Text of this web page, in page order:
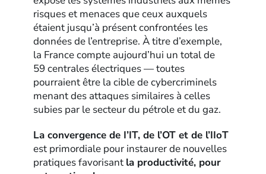
risques et menaces que ceux auxquels
étaient jusqu’à présent confrontées les
données de l’entreprise. À titre d’exemple,
la France compte aujourd’hui un total de
59 centrales électriques — toutes
pourraient être la cible de cybercriminels
menant des attaques similaires à celles
subies par le secteur du pétrole et du gaz.
La convergence de I’IT, de l’OT et de l’IIoT
est primordiale pour instaurer de nouvelles
pratiques favorisant la productivité, pour